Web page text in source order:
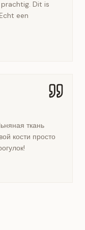
Dit is
een
ткань
кости просто